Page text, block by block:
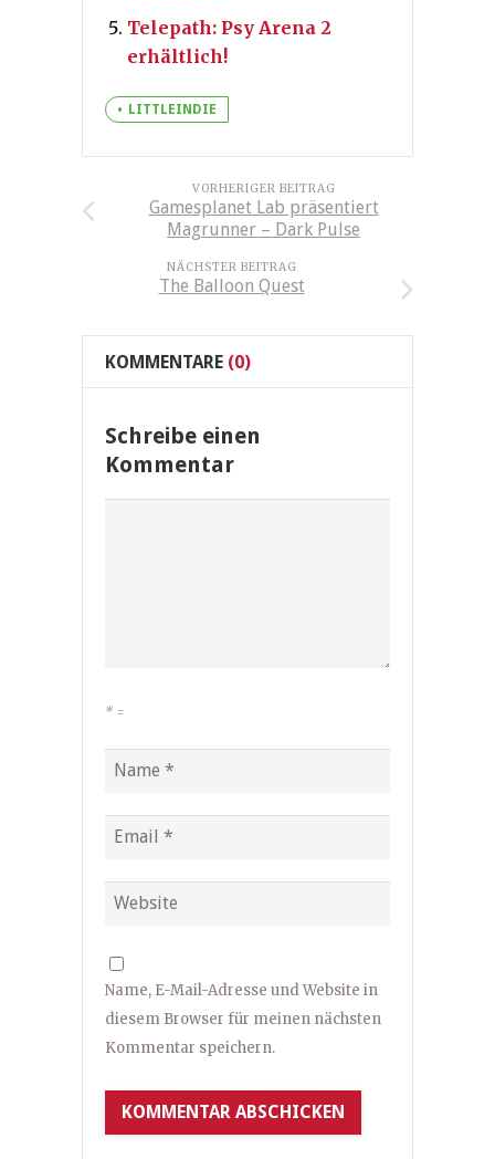
Telepath: Psy Arena 2
erhältlich!
LITTLEINDIE
VORHERIGER BEITRAG
Gamesplanet Lab präsentiert
Magrunner – Dark Pulse
NÄCHSTER BEITRAG
The Balloon Quest
KOMMENTARE (0)
Schreibe einen
Kommentar
* =
Name, E-Mail-Adresse und Website in
diesem Browser für meinen nächsten
Kommentar speichern.